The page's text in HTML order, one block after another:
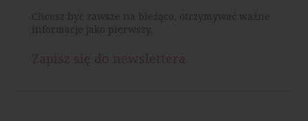
Chcesz być zawsze na bieżąco, otrzymywać ważne
informacje jako pierwszy.